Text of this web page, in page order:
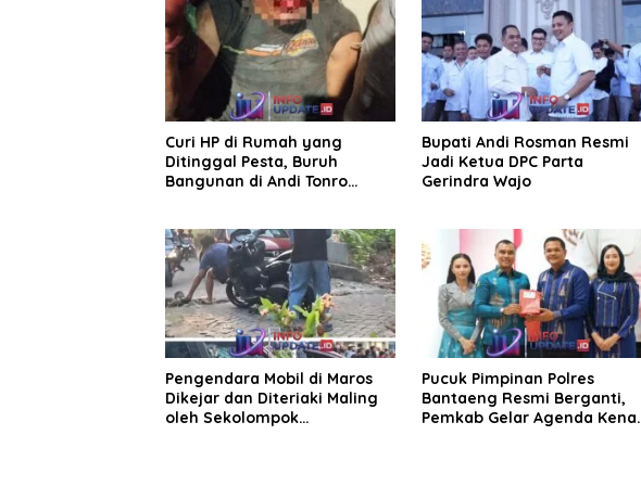
Curi HP di Rumah yang
Ditinggal Pesta, Buruh
Bangunan di Andi Tonro
Bupati Andi Rosman Resmi
Jadi Ketua DPC Parta
Gerindra Wajo
Pengendara Mobil di Maros
Dikejar dan Diteriaki Maling
oleh Sekolompok
Pucuk Pimpinan Polres
Bantaeng Resmi Berganti,
Pemkab Gelar Agenda Kenal